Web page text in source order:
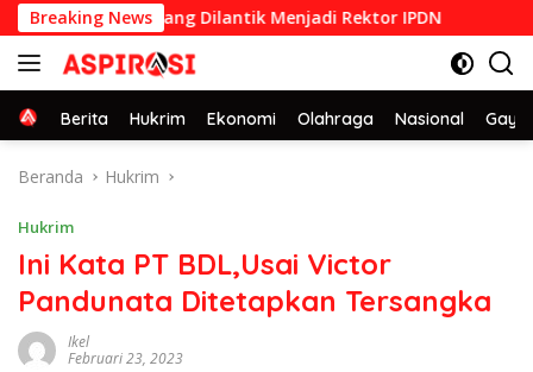
Langsung
ke
konten
Breaking News
1992 yang Dilantik Menjadi Rektor IPDN
Home
Berita Hukrim Ekonomi Olahraga Nasional Gaya
Beranda Hukrim
Hukrim
Ini Kata PT BDL,Usai Victor
Pandunata Ditetapkan Tersangka
Ikel
Februari 23, 2023